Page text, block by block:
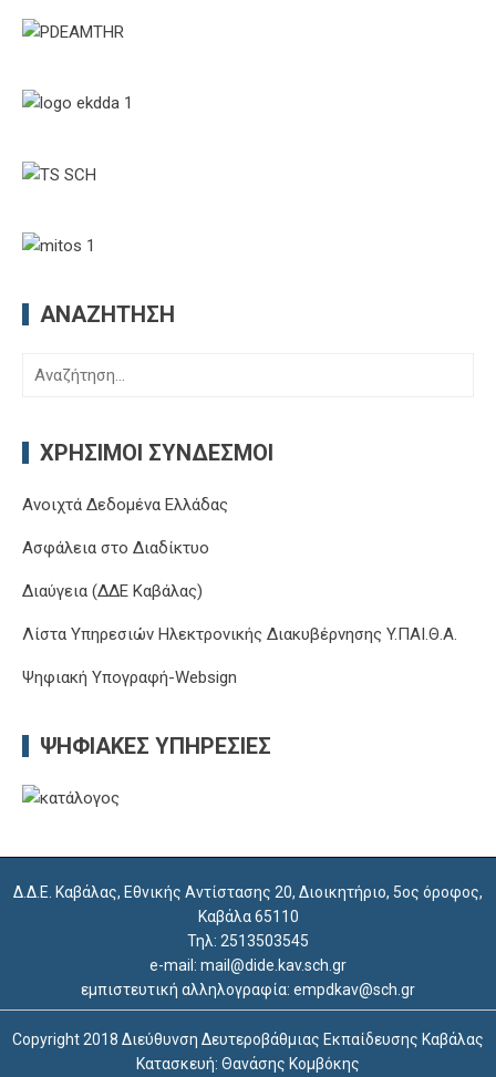
ΑΝΑΖΉΤΗΣΗ
Αναζήτηση
ΧΡΉΣΙΜΟΙ ΣΎΝΔΕΣΜΟΙ
Ανοιχτά Δεδομένα Ελλάδας
Ασφάλεια στο Διαδίκτυο
Διαύγεια (ΔΔΕ Καβάλας)
Λίστα Υπηρεσιών Ηλεκτρονικής Διακυβέρνησης Y.ΠΑΙ.Θ.Α.
Ψηφιακή Υπογραφή-Websign
ΨΗΦΙΑΚΈΣ ΥΠΗΡΕΣΊΕΣ
Δ.Δ.Ε. Καβάλας, Εθνικής Αντίστασης 20, Διοικητήριο, 5ος όροφος,
Καβάλα 65110
Τηλ: 2513503545
e-mail: mail@dide.kav.sch.gr
εμπιστευτική αλληλογραφία: empdkav@sch.gr
Copyright 2018 Διεύθυνση Δευτεροβάθμιας Εκπαίδευσης Καβάλας
Κατασκευή: Θανάσης Κομβόκης